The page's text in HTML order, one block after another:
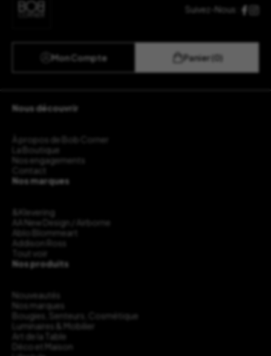
Suivez-Nous :
Mon Compte Panier (0)
Nous découvrir
À propos de Bob Corner
La Boutique
Nos engagements
Contact
Nos marques
&Klevering
AA New Design / Airborne
Ablo Blommeart
Addison Ross
Tout voir
Nos produits
Nouveautés
Nos marques
Bougies, Senteurs, Cosmétique
Luminaires & Mobilier
Art de la Table
Déco et Maison